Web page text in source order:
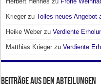
Krieger zuTolles neues Angebot
Heike Weber zuVerdiente
Matthias Krieger zuVerdiente
Beiträge aus den Abteilungen